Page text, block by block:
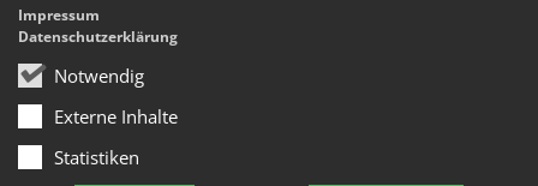
Notwendig
Externe Inhalte
Statistiken
Impressum
Datenschutzerklärung